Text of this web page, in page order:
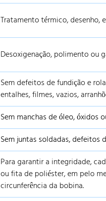
Tratamento térmico, desenho,
Desoxigenação, polimento ou
Sem defeitos de fundição e
entalhes, filmes, vazios,
Sem manchas de óleo, óxidos
Sem juntas soldadas, defeitos
Para garantir a integridade,
ou fita de poliéster, em pelo
circunferência da bobina.